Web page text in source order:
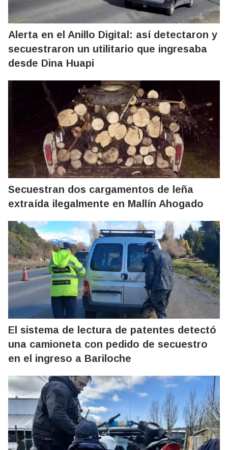
Alerta en el Anillo Digital: así detectaron y
secuestraron un utilitario que ingresaba
desde Dina Huapi
Secuestran dos cargamentos de leña
extraída ilegalmente en Mallín Ahogado
El sistema de lectura de patentes detectó
una camioneta con pedido de secuestro
en el ingreso a Bariloche